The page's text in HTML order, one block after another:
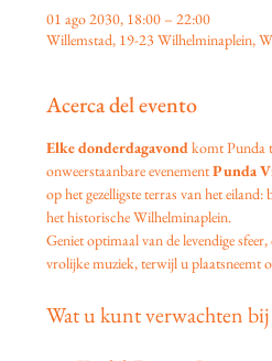
01 ago 2030, 18:00 – 22:00
Willemstad, 19-23 Wilhelminaplein,
Acerca del evento
Elke donderdagavond komt Punda
onweerstaanbare evenement Punda
op het gezelligste terras van het eiland:
het historische Wilhelminaplein.
Geniet optimaal van de levendige
vrolijke muziek, terwijl u plaatsneemt
Wat u kunt verwachten